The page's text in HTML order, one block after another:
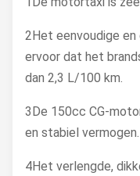
2Het eenvoudige
ervoor dat het
dan 2,3 L/100 km.
3De 150cc CG-
en stabiel vermogen.
4Het verlengde,